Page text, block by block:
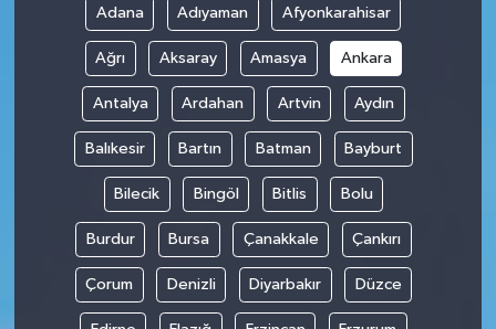
Adana Adıyaman Afyonkarahisar
Ağrı Aksaray Amasya Ankara
Antalya Ardahan Artvin Aydın
Balıkesir Bartın Batman Bayburt
Bilecik Bingöl Bitlis Bolu
Burdur Bursa Çanakkale Çankırı
Çorum Denizli Diyarbakır Düzce